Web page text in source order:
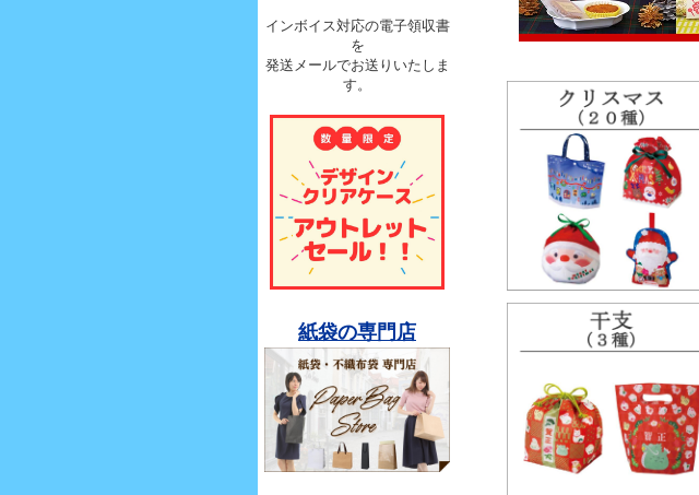
インボイス対応の電子領収書
を
発送メールでお送りいたしま
す。
紙袋の専門店